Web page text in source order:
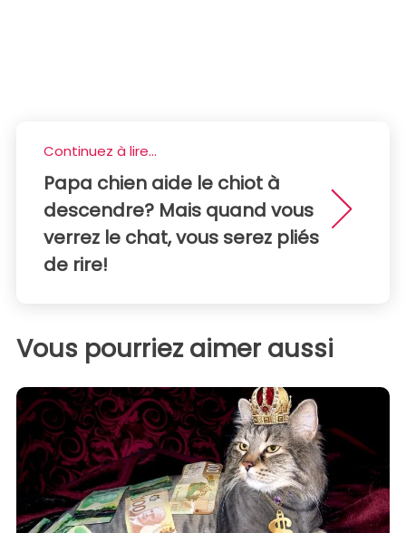
Continuez à lire...
Papa chien aide le chiot à
descendre? Mais quand vous
verrez le chat, vous serez pliés
de rire!
Vous pourriez aimer aussi